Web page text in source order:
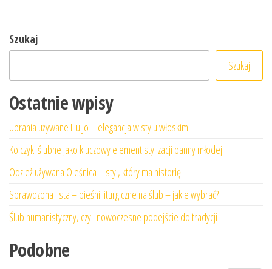
Szukaj
Szukaj
Ostatnie wpisy
Ubrania używane Liu Jo – elegancja w stylu włoskim
Kolczyki ślubne jako kluczowy element stylizacji panny młodej
Odzież używana Oleśnica – styl, który ma historię
Sprawdzona lista – pieśni liturgiczne na ślub – jakie wybrać?
Ślub humanistyczny, czyli nowoczesne podejście do tradycji
Podobne